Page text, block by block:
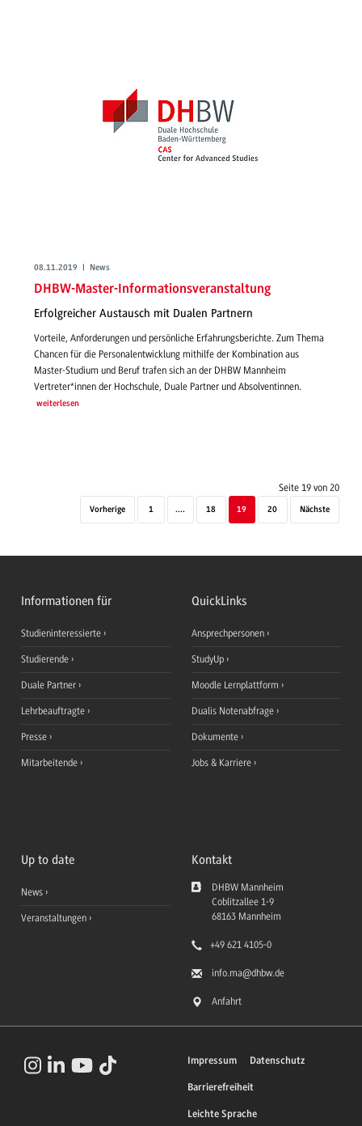
08.11.2019 | News
DHBW-Master-Informationsveranstaltung
Erfolgreicher Austausch mit Dualen Partnern
Vorteile, Anforderungen und persönliche Erfahrungsberichte. Zum Thema
Chancen für die Personalentwicklung mithilfe der Kombination aus
Master-Studium und Beruf trafen sich an der DHBW Mannheim
Vertreter*innen der Hochschule, Duale Partner und Absolventinnen.
weiterlesen
Seite 19 von 20
Vorherige 1 .... 18 19 20 Nächste
Informationen für
Studieninteressierte
Studierende
Duale Partner
Lehrbeauftragte
Presse
Mitarbeitende
QuickLinks
Ansprechpersonen
StudyUp
Moodle Lernplattform
Dualis Notenabfrage
Dokumente
Jobs & Karriere
Up to date
News
Veranstaltungen
Kontakt
DHBW Mannheim
Coblitzallee 1-9
68163 Mannheim
+49 621 4105-0
info.ma@dhbw.de
Anfahrt
Impressum Datenschutz
Barrierefreiheit
Leichte Sprache